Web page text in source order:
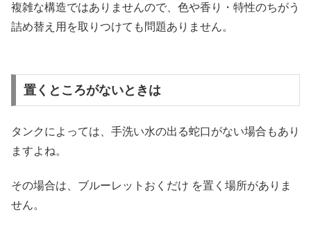
複雑な構造ではありませんので、色や香り・特性のちがう
詰め替え用を取りつけても問題ありません。
置くところがないときは
タンクによっては、手洗い水の出る蛇口がない場合もあり
ますよね。
その場合は、ブルーレットおくだけ を置く場所がありま
せん。